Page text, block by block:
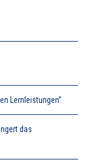
Lernleistungen”
das